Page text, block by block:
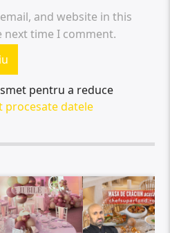
and website in this
time I comment.
pentru a reduce
procesate datele